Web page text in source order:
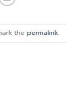
the permalink.